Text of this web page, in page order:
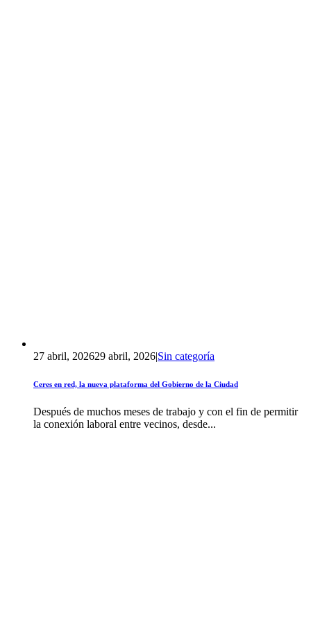
27 abril, 202629 abril, 2026|Sin categoría
Ceres en red, la nueva plataforma del Gobierno de la Ciudad
Después de muchos meses de trabajo y con el fin de permitir
la conexión laboral entre vecinos, desde...